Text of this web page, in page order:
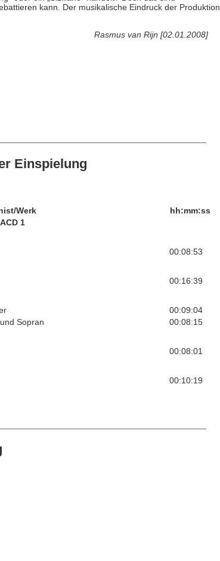
kann. Der musikalische Eindruck der Produktion
Rasmus van Rijn [02.01.2008]
Einspielung
Werk
hh:mm:ss
1
00:08:53
00:16:39
00:09:04
Sopran
00:08:15
00:08:01
00:10:19